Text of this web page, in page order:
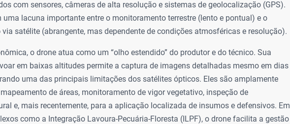
com sensores, câmeras de alta resolução e sistemas de geolocalização (GPS).
uma lacuna importante entre o monitoramento terrestre (lento e pontual) e o
satélite (abrangente, mas dependente de condições atmosféricas e resolução).
o drone atua como um “olho estendido” do produtor e do técnico. Sua
em baixas altitudes permite a captura de imagens detalhadas mesmo em dias
uma das principais limitações dos satélites ópticos. Eles são amplamente
de áreas, monitoramento de vigor vegetativo, inspeção de
e, mais recentemente, para a aplicação localizada de insumos e defensivos. Em
como a Integração Lavoura-Pecuária-Floresta (ILPF), o drone facilita a gestão